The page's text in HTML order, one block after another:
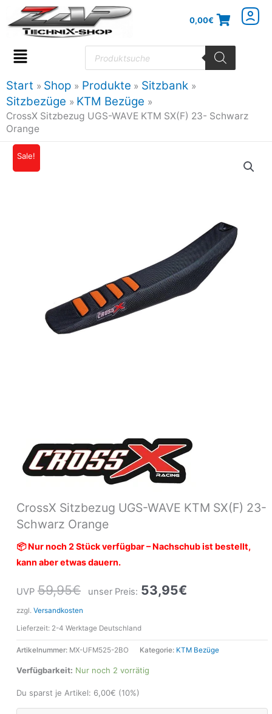
Inhalt
springen
0,00€
Flyout
Menu
Products
search
Start Shop Produkte
Sitzbank
Sitzbezüge
KTM Bezüge
CrossX Sitzbezug UGS-WAVE KTM SX(F) 23- Schwarz
Orange
Sale!
CrossX Sitzbezug UGS-WAVE KTM SX(F) 23-
Schwarz Orange
📦 Nur noch 2 Stück verfügbar – Nachschub ist bestellt,
kann aber etwas dauern.
UVP 59,95€ unser Preis: 53,95€
Aktueller
53,95€.
zzgl. Versandkosten
Lieferzeit: 2-4 Werktage Deutschland
Artikelnummer: MX-UFM525-2BO Kategorie: KTM Bezüge
Verfügbarkeit: Nur noch 2 vorrätig
Du sparst je Artikel: 6,00€ (10%)
CrossX
Sitzbezug